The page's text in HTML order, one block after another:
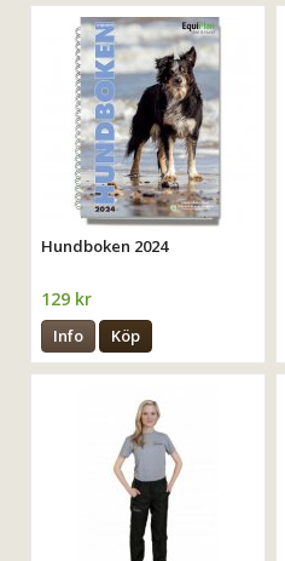
Hundboken 2024
129 kr
Info Köp